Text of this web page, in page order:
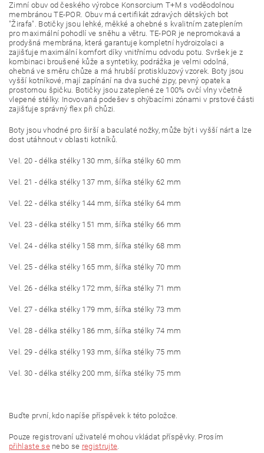
Zimní obuv od českého výrobce Konsorcium T+M s voděodolnou
membránou TE-POR. Obuv má certifikát zdravých dětských bot
"Žirafa". Botičky jsou lehké, měkké a ohebné s kvalitním zateplením
pro maximální pohodlí ve sněhu a větru. TE-POR je nepromokavá a
prodyšná membrána, která garantuje kompletní hydroizolaci a
zajišťuje maximální komfort díky vnitřnímu odvodu potu. Svršek je z
kombinaci broušené kůže a syntetiky, podrážka je velmi odolná,
ohebná ve směru chůze a má hrubší protiskluzový vzorek. Boty jsou
vyšší kotníkové, mají zapínání na dva suché zipy, pevný opatek a
prostornou špičku. Botičky jsou zateplené ze 100% ovčí vlny včetně
vlepené stélky. Inovovaná podešev s ohýbacími zónami v prstové části
zajišťuje správný flex při chůzi.
Boty jsou vhodné pro širší a baculaté nožky, může být i vyšší nárt a lze
dost utáhnout v oblasti kotníků.
Vel. 20 - délka stélky 130 mm, šířka stélky 60 mm
Vel. 21 - délka stélky 137 mm, šířka stélky 62 mm
Vel. 22 - délka stélky 144 mm, šířka stélky 64 mm
Vel. 23 - délka stélky 151 mm, šířka stélky 66 mm
Vel. 24 - délka stélky 158 mm, šířka stélky 68 mm
Vel. 25 - délka stélky 165 mm, šířka stélky 70 mm
Vel. 26 - délka stélky 172 mm, šířka stélky 71 mm
Vel. 27 - délka stélky 179 mm, šířka stélky 73 mm
Vel. 28 - délka stélky 186 mm, šířka stélky 74 mm
Vel. 29 - délka stélky 193 mm, šířka stélky 75 mm
Vel. 30 - délka stélky 200 mm, šířka stélky 75 mm
Buďte první, kdo napíše příspěvek k této položce.
Pouze registrovaní uživatelé mohou vkládat příspěvky. Prosím
přihlaste senebo se registrujte.